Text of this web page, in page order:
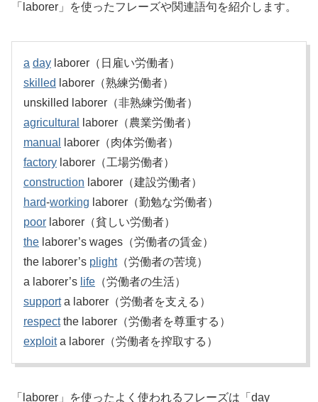
「laborer」を使ったフレーズや関連語句を紹介します。
a day laborer（日雇い労働者）
skilled laborer（熟練労働者）
unskilled laborer（非熟練労働者）
agricultural
laborer（農業労働者）
manual
laborer（肉体労働者）
factory laborer（工場労働者）
construction laborer（建設労働者）
hard-working laborer（勤勉な労働者）
poor laborer（貧しい労働者）
the laborer’s wages（労働者の賃金）
the laborer’s plight（労働者の苦境）
a laborer’s life （労働者の生活）
supporta laborer（労働者を支える）
respectthe laborer（労働者を尊重する）
exploita laborer（労働者を搾取する）
「laborer」を使ったよく使われるフレーズは「day